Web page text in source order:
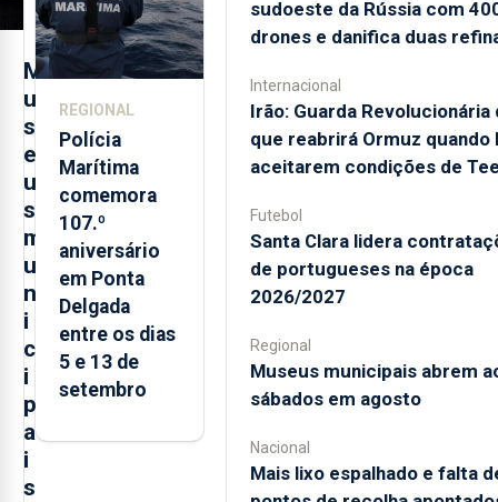
M
u
s
e
u
s
m
u
n
i
c
i
p
a
i
s
REGIONAL
Polícia
Marítima
comemora
107.º
aniversário
em Ponta
Delgada
entre os dias
5 e 13 de
setembro
sudoeste da Rússia com
drones e danifica duas
Internacional
Irão: Guarda Revolucionária
que reabrirá Ormuz quando
aceitarem condições de
Futebol
Santa Clara lidera
de portugueses na época
2026/2027
Regional
Museus municipais abrem
sábados em agosto
Nacional
Mais lixo espalhado e falta